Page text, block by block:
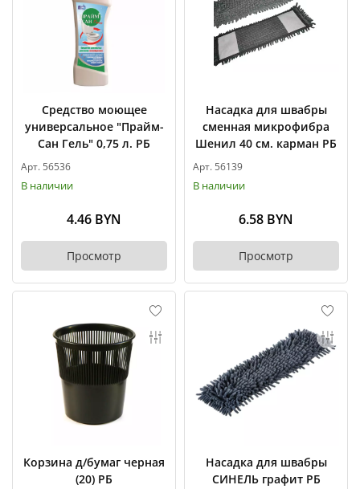
Средство моющее
универсальное "Прайм-
Сан Гель" 0,75 л. РБ
Арт. 56536
В наличии
4.46 BYN
Просмотр
Насадка для швабры
сменная микрофибра
Шенил 40 см. карман РБ
Арт. 56139
В наличии
6.58 BYN
Просмотр
Корзина д/бумаг черная
(20) РБ
Насадка для швабры
СИНЕЛЬ графит РБ